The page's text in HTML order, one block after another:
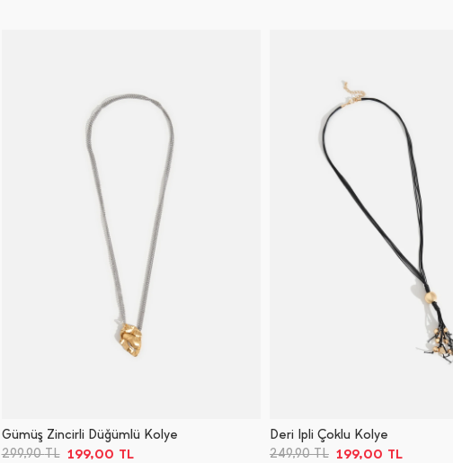
Gümüş Zincirli Düğümlü Kolye
299,90TL 199,00 TL
Deri Ipli Çoklu Kolye
249,90TL 199,00 TL